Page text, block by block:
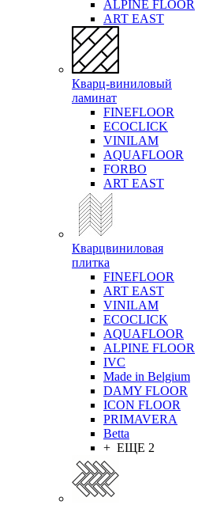
ALPINE FLOOR
ART EAST
Кварц-виниловый
ламинат
FINEFLOOR
ECOCLICK
VINILAM
AQUAFLOOR
FORBO
ART EAST
Кварцвиниловая
плитка
FINEFLOOR
ART EAST
VINILAM
ECOCLICK
AQUAFLOOR
ALPINE FLOOR
IVC
Made in Belgium
DAMY FLOOR
ICON FLOOR
PRIMAVERA
Betta
+ ЕЩЕ 2